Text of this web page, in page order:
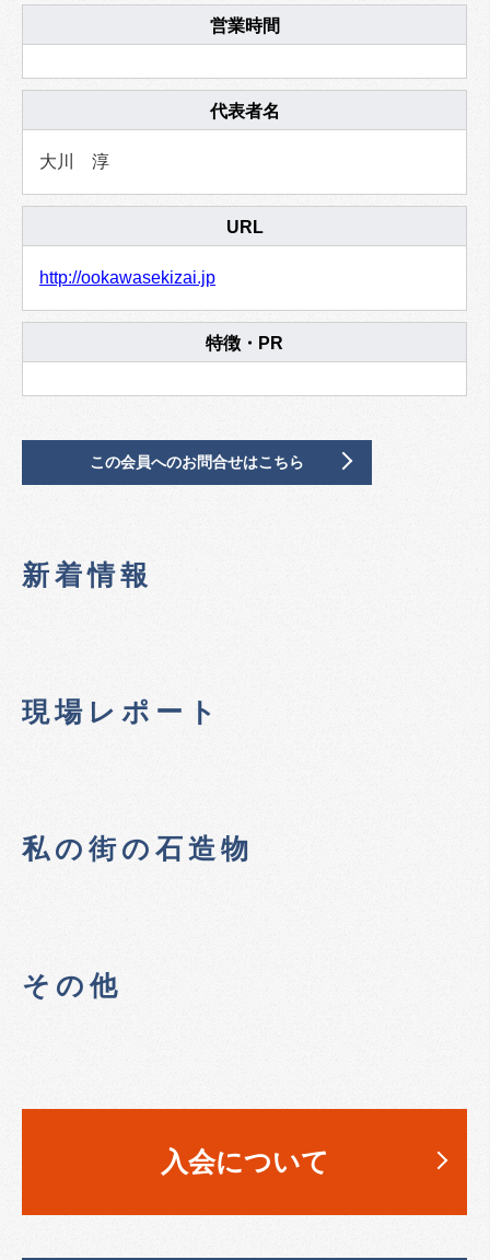
営業時間
代表者名
大川 淳
URL
http://ookawasekizai.jp
特徴・PR
この会員へのお問合せはこちら
新着情報
現場レポート
私の街の石造物
その他
入会について